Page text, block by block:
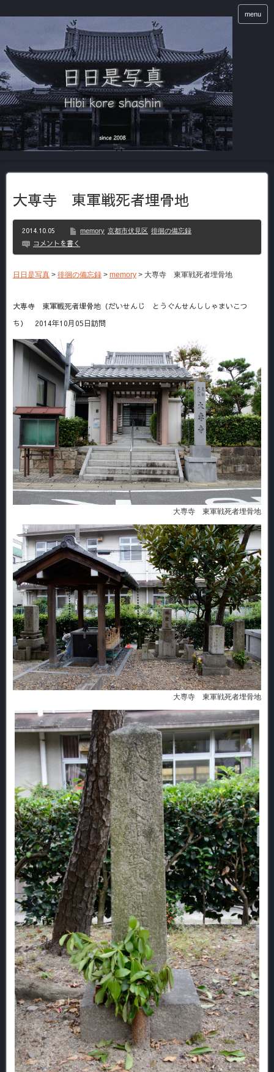
menu
大専寺 東軍戦死者埋骨地
2014.10.05 memory 京都市伏見区 徘徊の備忘録
コメントを書く
日日是写真 > 徘徊の備忘録 > memory > 大専寺 東軍戦死者埋骨地
大専寺 東軍戦死者埋骨地（だいせんじ とうぐんせんししゃまいこつ
ち） 2014年10月05日訪問
大専寺 東軍戦死者埋骨地
大専寺 東軍戦死者埋骨地